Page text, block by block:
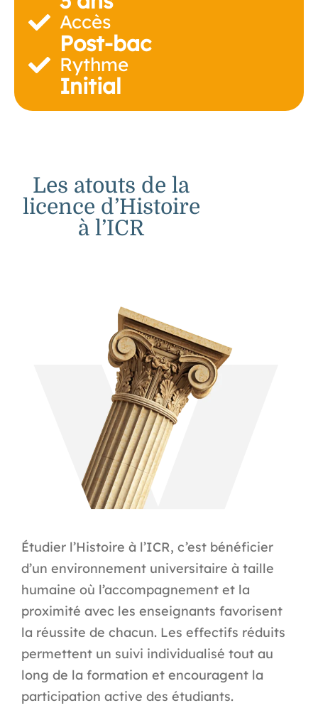
Accès
Post-bac
Rythme
Initial
Les atouts de la
licence d’Histoire
à l’ICR
Étudier l’Histoire à l’ICR, c’est bénéficier
d’un environnement universitaire à taille
humaine où l’accompagnement et la
proximité avec les enseignants favorisent
la réussite de chacun. Les effectifs réduits
permettent un suivi individualisé tout au
long de la formation et encouragent la
participation active des étudiants.